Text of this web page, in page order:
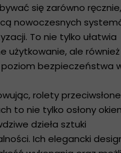
się zarówno
nowoczesnych
To nie tylko ułatwia
użytkowanie, ale również
poziom bezpieczeństwa
rolety
to nie tylko osłony
dzieła sztuki
Ich elegancki